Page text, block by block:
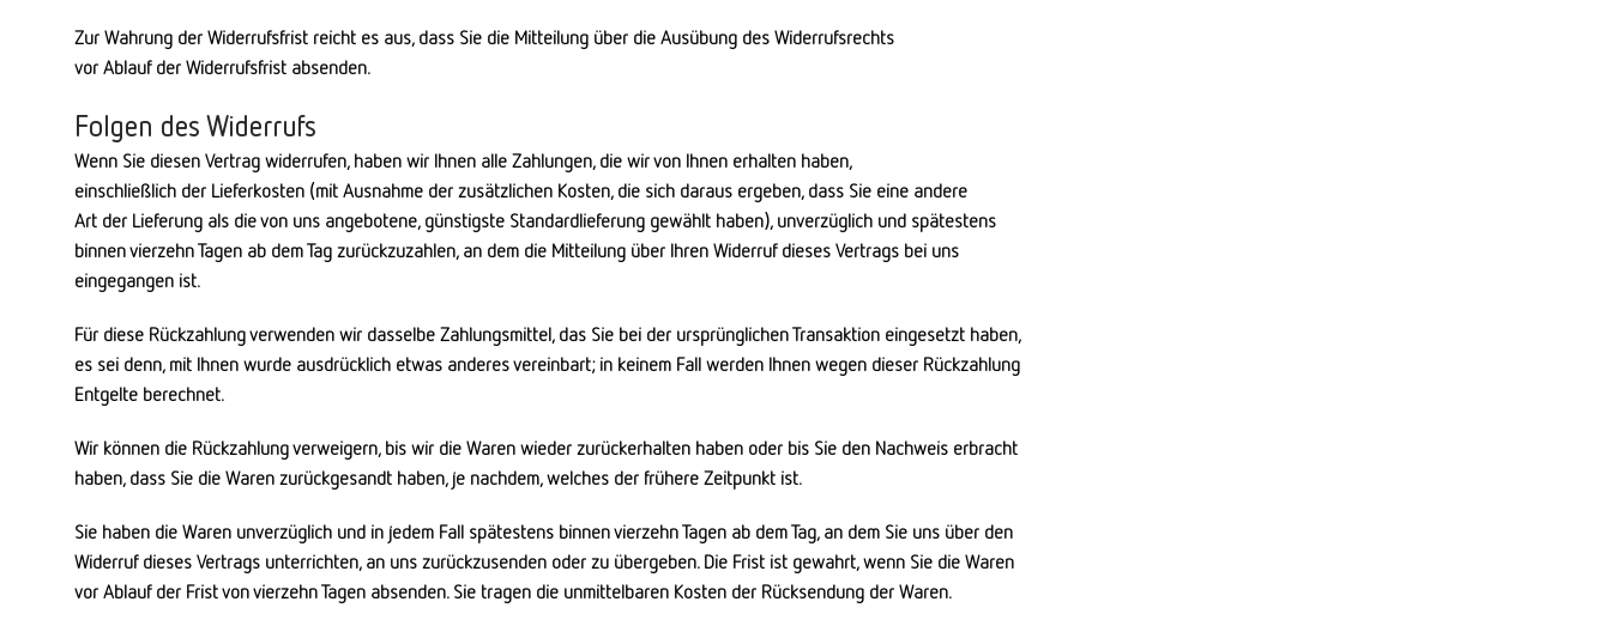
Zur Wahrung der Widerrufsfrist reicht es aus, dass Sie die Mitteilung über die Ausübung des Widerrufsrechts
vor Ablauf der Widerrufsfrist absenden.
Folgen des Widerrufs
Wenn Sie diesen Vertrag widerrufen, haben wir Ihnen alle Zahlungen, die wir von Ihnen erhalten haben,
einschließlich der Lieferkosten (mit Ausnahme der zusätzlichen Kosten, die sich daraus ergeben, dass Sie eine andere
Art der Lieferung als die von uns angebotene, günstigste Standardlieferung gewählt haben), unverzüglich und spätestens
binnen vierzehn Tagen ab dem Tag zurückzuzahlen, an dem die Mitteilung über Ihren Widerruf dieses Vertrags bei uns
eingegangen ist.
Für diese Rückzahlung verwenden wir dasselbe Zahlungsmittel, das Sie bei der ursprünglichen Transaktion eingesetzt haben,
es sei denn, mit Ihnen wurde ausdrücklich etwas anderes vereinbart; in keinem Fall werden Ihnen wegen dieser Rückzahlung
Entgelte berechnet.
Wir können die Rückzahlung verweigern, bis wir die Waren wieder zurückerhalten haben oder bis Sie den Nachweis erbracht
haben, dass Sie die Waren zurückgesandt haben, je nachdem, welches der frühere Zeitpunkt ist.
Sie haben die Waren unverzüglich und in jedem Fall spätestens binnen vierzehn Tagen ab dem Tag, an dem Sie uns über den
Widerruf dieses Vertrags unterrichten, an uns zurückzusenden oder zu übergeben. Die Frist ist gewahrt, wenn Sie die Waren
vor Ablauf der Frist von vierzehn Tagen absenden. Sie tragen die unmittelbaren Kosten der Rücksendung der Waren.